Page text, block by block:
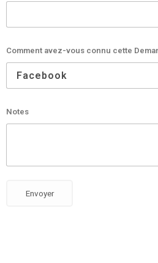
Comment avez-vous connu cette
Notes